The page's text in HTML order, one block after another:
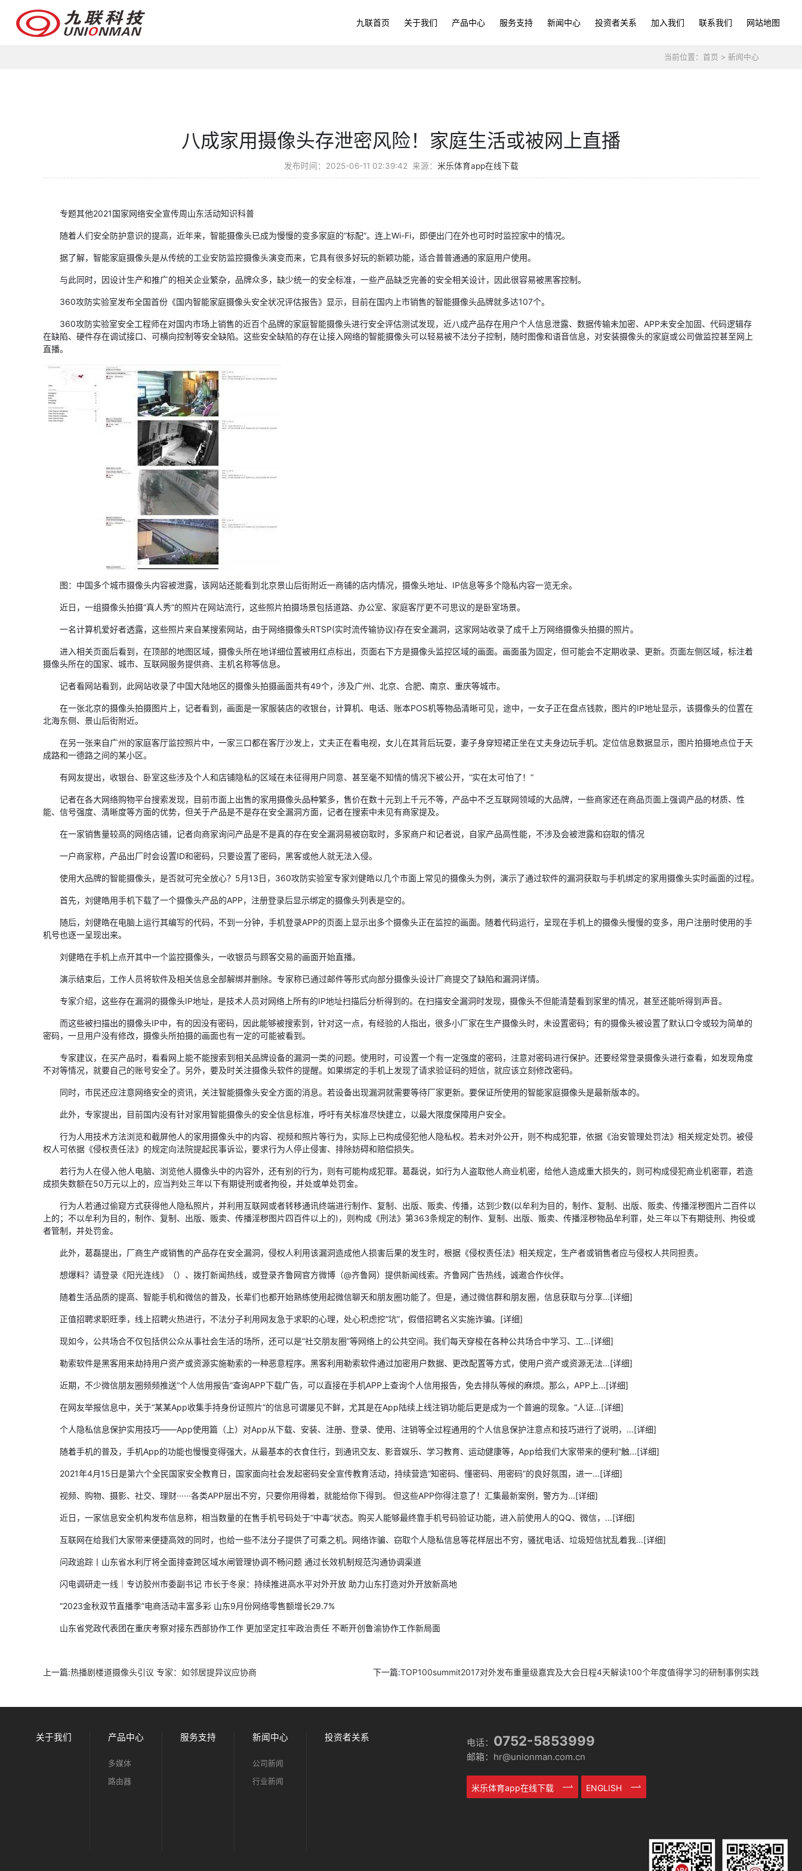
九联首页 关于我们 产品中心 服务支持 新闻中心 投资者关系 加入我们 联系我们 网站地图
当前位置： 首页 > 新闻中心
八成家用摄像头存泄密风险！家庭生活或被网上直播
发布时间：2025-06-11 02:39:42 来源： 米乐体育app在线下载
专题其他2021国家网络安全宣传周山东活动知识科普
随着人们安全防护意识的提高，近年来，智能摄像头已成为慢慢的变多家庭的“标配”。连上Wi-Fi，即便出门在外也可时时监控家中的情况。
据了解，智能家庭摄像头是从传统的工业安防监控摄像头演变而来，它具有很多好玩的新颖功能，适合普普通通的家庭用户使用。
与此同时，因设计生产和推广的相关企业繁杂，品牌众多，缺少统一的安全标准，一些产品缺乏完善的安全相关设计，因此很容易被黑客控制。
360攻防实验室发布全国首份《国内智能家庭摄像头安全状况评估报告》显示，目前在国内上市销售的智能摄像头品牌就多达107个。
360攻防实验室安全工程师在对国内市场上销售的近百个品牌的家庭智能摄像头进行安全评估测试发现，近八成产品存在用户个人信息泄露、数据传输未加密、APP未安全加固、代码逻辑存
在缺陷、硬件存在调试接口、可横向控制等安全缺陷。这些安全缺陷的存在让接入网络的智能摄像头可以轻易被不法分子控制，随时图像和语音信息，对安装摄像头的家庭或公司做监控甚至网上
直播。
图：中国多个城市摄像头内容被泄露，该网站还能看到北京景山后街附近一商铺的店内情况，摄像头地址、IP信息等多个隐私内容一览无余。
近日，一组摄像头拍摄“真人秀”的照片在网站流行，这些照片拍摄场景包括道路、办公室、家庭客厅更不可思议的是卧室场景。
一名计算机爱好者透露，这些照片来自某搜索网站，由于网络摄像头RTSP(实时流传输协议)存在安全漏洞，这家网站收录了成千上万网络摄像头拍摄的照片。
进入相关页面后看到，在顶部的地图区域，摄像头所在地详细位置被用红点标出，页面右下方是摄像头监控区域的画面。画面虽为固定，但可能会不定期收录、更新。页面左侧区域，标注着
摄像头所在的国家、城市、互联网服务提供商、主机名称等信息。
记者看网站看到，此网站收录了中国大陆地区的摄像头拍摄画面共有49个，涉及广州、北京、合肥、南京、重庆等城市。
在一张北京的摄像头拍摄图片上，记者看到，画面是一家服装店的收银台，计算机、电话、账本POS机等物品清晰可见，途中，一女子正在盘点钱款，图片的IP地址显示，该摄像头的位置在
北海东侧、景山后街附近。
在另一张来自广州的家庭客厅监控照片中，一家三口都在客厅沙发上，丈夫正在看电视，女儿在其背后玩耍，妻子身穿短裙正坐在丈夫身边玩手机。定位信息数据显示，图片拍摄地点位于天
成路和一德路之间的某小区。
有网友提出，收银台、卧室这些涉及个人和店铺隐私的区域在未征得用户同意、甚至毫不知情的情况下被公开，“实在太可怕了！”
记者在各大网络购物平台搜索发现，目前市面上出售的家用摄像头品种繁多，售价在数十元到上千元不等，产品中不乏互联网领域的大品牌，一些商家还在商品页面上强调产品的材质、性
能、信号强度、清晰度等方面的优势，但关于产品是不是存在安全漏洞方面，记者在搜索中未见有商家提及。
在一家销售量较高的网络店铺，记者向商家询问产品是不是真的存在安全漏洞易被窃取时，多家商户和记者说，自家产品高性能，不涉及会被泄露和窃取的情况
一户商家称，产品出厂时会设置ID和密码，只要设置了密码，黑客或他人就无法入侵。
使用大品牌的智能摄像头，是否就可完全放心？5月13日，360攻防实验室专家刘健皓以几个市面上常见的摄像头为例，演示了通过软件的漏洞获取与手机绑定的家用摄像头实时画面的过程。
首先，刘健皓用手机下载了一个摄像头产品的APP，注册登录后显示绑定的摄像头列表是空的。
随后，刘健皓在电脑上运行其编写的代码，不到一分钟，手机登录APP的页面上显示出多个摄像头正在监控的画面。随着代码运行，呈现在手机上的摄像头慢慢的变多，用户注册时使用的手
机号也逐一呈现出来。
刘健皓在手机上点开其中一个监控摄像头，一收银员与顾客交易的画面开始直播。
演示结束后，工作人员将软件及相关信息全部解绑并删除。专家称已通过邮件等形式向部分摄像头设计厂商提交了缺陷和漏洞详情。
专家介绍，这些存在漏洞的摄像头IP地址，是技术人员对网络上所有的IP地址扫描后分析得到的。在扫描安全漏洞时发现，摄像头不但能清楚看到家里的情况，甚至还能听得到声音。
而这些被扫描出的摄像头IP中，有的因没有密码，因此能够被搜索到，针对这一点，有经验的人指出，很多小厂家在生产摄像头时，未设置密码；有的摄像头被设置了默认口令或较为简单的
密码，一旦用户没有修改，摄像头所拍摄的画面也有一定的可能被看到。
专家建议，在买产品时，看看网上能不能搜索到相关品牌设备的漏洞一类的问题。使用时，可设置一个有一定强度的密码，注意对密码进行保护。还要经常登录摄像头进行查看，如发现角度
不对等情况，就要自己的账号安全了。另外，要及时关注摄像头软件的提醒。如果绑定的手机上发现了请求验证码的短信，就应该立刻修改密码。
同时，市民还应注意网络安全的资讯，关注智能摄像头安全方面的消息。若设备出现漏洞就需要等待厂家更新。要保证所使用的智能家庭摄像头是最新版本的。
此外，专家提出，目前国内没有针对家用智能摄像头的安全信息标准，呼吁有关标准尽快建立，以最大限度保障用户安全。
行为人用技术方法浏览和截屏他人的家用摄像头中的内容、视频和照片等行为，实际上已构成侵犯他人隐私权。若未对外公开，则不构成犯罪，依据《治安管理处罚法》相关规定处罚。被侵
权人可依据《侵权责任法》的规定向法院提起民事诉讼，要求行为人停止侵害、排除妨碍和赔偿损失。
若行为人在侵入他人电脑、浏览他人摄像头中的内容外，还有别的行为，则有可能构成犯罪。葛磊说，如行为人盗取他人商业机密，给他人造成重大损失的，则可构成侵犯商业机密罪，若造
成损失数额在50万元以上的，应当判处三年以下有期徒刑或者拘役，并处或单处罚金。
行为人若通过偷窥方式获得他人隐私照片，并利用互联网或者转移通讯终端进行制作、复制、出版、贩卖、传播，达到少数(以牟利为目的，制作、复制、出版、贩卖、传播淫秽图片二百件以
上的；不以牟利为目的，制作、复制、出版、贩卖、传播淫秽图片四百件以上的)，则构成《刑法》第363条规定的制作、复制、出版、贩卖、传播淫秽物品牟利罪，处三年以下有期徒刑、拘役或
者管制，并处罚金。
此外，葛磊提出，厂商生产或销售的产品存在安全漏洞，侵权人利用该漏洞造成他人损害后果的发生时，根据《侵权责任法》相关规定，生产者或销售者应与侵权人共同担责。
想爆料？请登录《阳光连线》（）、拨打新闻热线，或登录齐鲁网官方微博（@齐鲁网）提供新闻线索。齐鲁网广告热线，诚邀合作伙伴。
随着生活品质的提高、智能手机和微信的普及，长辈们也都开始熟练使用起微信聊天和朋友圈功能了。但是，通过微信群和朋友圈，信息获取与分享...[详细]
正值招聘求职旺季，线上招聘火热进行，不法分子利用网友急于求职的心理，处心积虑挖“坑”，假借招聘名义实施诈骗。[详细]
现如今，公共场合不仅包括供公众从事社会生活的场所，还可以是“社交朋友圈”等网络上的公共空间。我们每天穿梭在各种公共场合中学习、工...[详细]
勒索软件是黑客用来劫持用户资产或资源实施勒索的一种恶意程序。黑客利用勒索软件通过加密用户数据、更改配置等方式，使用户资产或资源无法...[详细]
近期，不少微信朋友圈频频推送“个人信用报告”查询APP下载广告，可以直接在手机APP上查询个人信用报告，免去排队等候的麻烦。那么，APP上...[详细]
在网友举报信息中，关于“某某App收集手持身份证照片”的信息可谓屡见不鲜，尤其是在App陆续上线注销功能后更是成为一个普遍的现象。“人证...[详细]
个人隐私信息保护实用技巧——App使用篇（上）对App从下载、安装、注册、登录、使用、注销等全过程通用的个人信息保护注意点和技巧进行了说明，...[详细]
随着手机的普及，手机App的功能也慢慢变得强大，从最基本的衣食住行，到通讯交友、影音娱乐、学习教育、运动健康等，App给我们大家带来的便利“触...[详细]
2021年4月15日是第六个全民国家安全教育日，国家面向社会发起密码安全宣传教育活动，持续营造“知密码、懂密码、用密码”的良好氛围，进一...[详细]
视频、购物、摄影、社交、理财······各类APP层出不穷，只要你用得着，就能给你下得到。 但这些APP你得注意了！汇集最新案例，警方为...[详细]
近日，一家信息安全机构发布信息称，相当数量的在售手机号码处于“中毒”状态。购买人能够最终靠手机号码验证功能，进入前使用人的QQ、微信，...[详细]
互联网在给我们大家带来便捷高效的同时，也给一些不法分子提供了可乘之机。网络诈骗、窃取个人隐私信息等花样层出不穷，骚扰电话、垃圾短信扰乱着我...[详细]
问政追踪丨山东省水利厅将全面排查跨区域水闸管理协调不畅问题 通过长效机制规范沟通协调渠道
闪电调研走一线｜专访胶州市委副书记 市长于冬泉：持续推进高水平对外开放 助力山东打造对外开放新高地
“2023金秋双节直播季”电商活动丰富多彩 山东9月份网络零售额增长29.7%
山东省党政代表团在重庆考察对接东西部协作工作 更加坚定扛牢政治责任 不断开创鲁渝协作工作新局面
上一篇:热播剧楼道摄像头引议 专家：如邻居提异议应协商 下一篇:TOP100summit2017对外发布重量级嘉宾及大会日程4天解读100个年度值得学习的研制事例实践
关于我们 产品中心
多媒体
路由器
服务支持 新闻中心
公司新闻
行业新闻
投资者关系 电话： 0752-5853999
邮箱：hr@unionman.com.cn
米乐体育app在线下载 ENGLISH